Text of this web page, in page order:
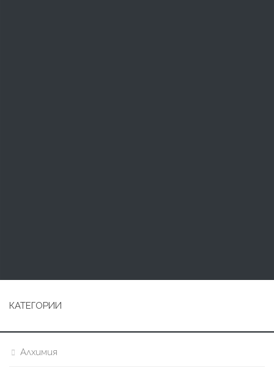
КАТЕГОРИИ
Алхимия